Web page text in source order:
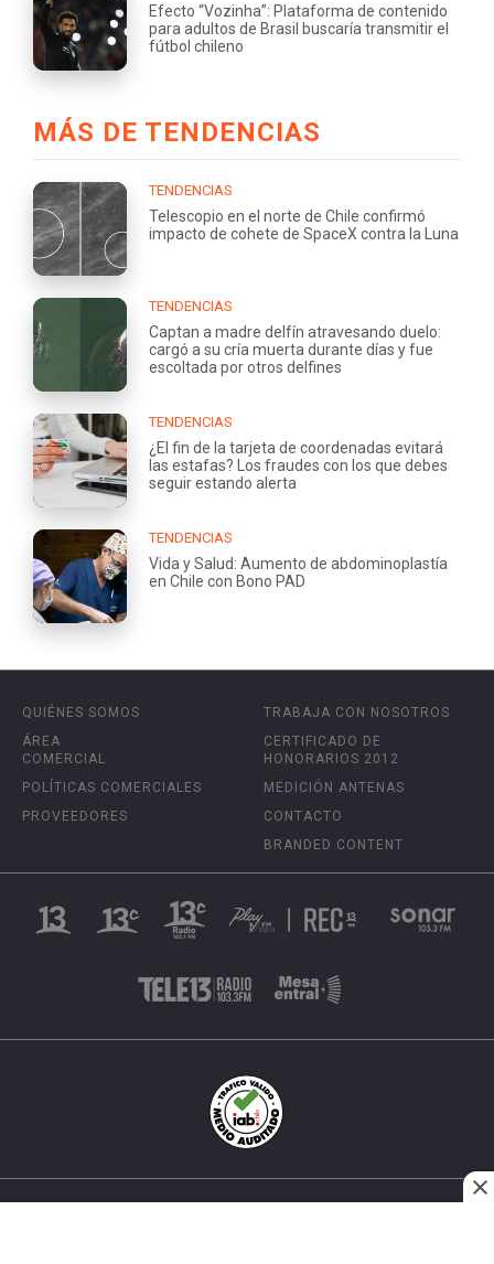
Efecto “Vozinha”: Plataforma de contenido
para adultos de Brasil buscaría transmitir el
fútbol chileno
MÁS DE TENDENCIAS
TENDENCIAS
Telescopio en el norte de Chile confirmó
impacto de cohete de SpaceX contra la Luna
TENDENCIAS
Captan a madre delfín atravesando duelo:
cargó a su cría muerta durante días y fue
escoltada por otros delfines
TENDENCIAS
¿El fin de la tarjeta de coordenadas evitará
las estafas? Los fraudes con los que debes
seguir estando alerta
TENDENCIAS
Vida y Salud: Aumento de abdominoplastía
en Chile con Bono PAD
QUIÉNES SOMOS
ÁREA
COMERCIAL
POLÍTICAS COMERCIALES
PROVEEDORES
TRABAJA CON NOSOTROS
CERTIFICADO DE
HONORARIOS 2012
MEDICIÓN ANTENAS
CONTACTO
BRANDED CONTENT